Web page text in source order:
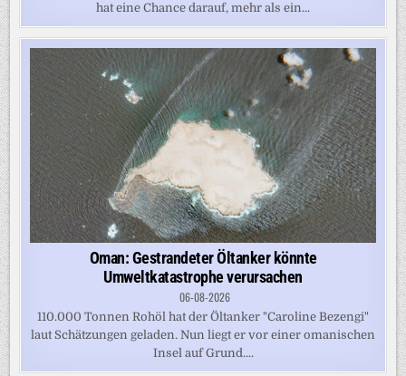
hat eine Chance darauf, mehr als ein...
Oman: Gestrandeter Öltanker könnte
Umweltkatastrophe verursachen
06-08-2026
110.000 Tonnen Rohöl hat der Öltanker "Caroline Bezengi"
laut Schätzungen geladen. Nun liegt er vor einer omanischen
Insel auf Grund....